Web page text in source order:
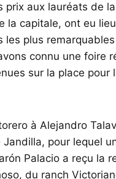
aux lauréats de
la capitale, ont eu
plus
connu une foire
sur la place pour
à Alejandro
pour lequel
Palacio a reçu la
du ranch